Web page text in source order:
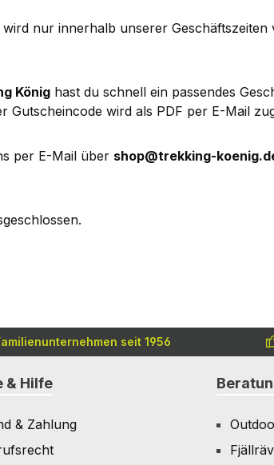
nur innerhalb unserer
König hast du schnell ein passendes
Gutscheincode wird als PDF per E-Mail
per E-Mail über shop@trekking-
seit 1956
& Hilfe
& Zahlung